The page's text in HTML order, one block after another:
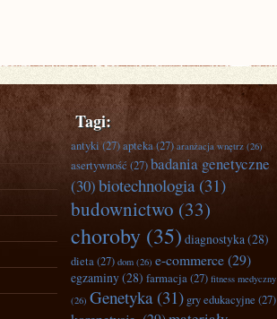
Tagi:
antyki(27)apteka(27) aranżacja wnętrz (26)
asertywność (27)badania genetyczne
(30)biotechnologia(31)
budownictwo (33)
choroby (35) diagnostyka(28)
dieta(27) dom (26) e-commerce(29)
egzaminy(28) farmacja(27) fitness medyczny
(26) Genetyka(31) gry edukacyjne (27)